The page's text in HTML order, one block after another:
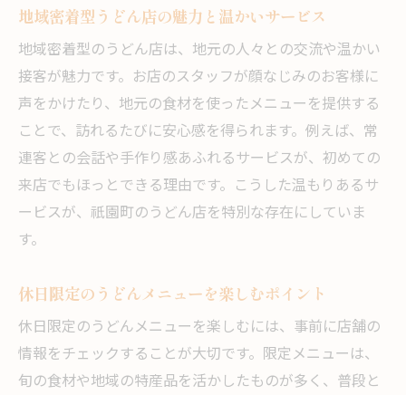
地域密着型うどん店の魅力と温かいサービス
地域密着型のうどん店は、地元の人々との交流や温かい
接客が魅力です。お店のスタッフが顔なじみのお客様に
声をかけたり、地元の食材を使ったメニューを提供する
ことで、訪れるたびに安心感を得られます。例えば、常
連客との会話や手作り感あふれるサービスが、初めての
来店でもほっとできる理由です。こうした温もりあるサ
ービスが、祇園町のうどん店を特別な存在にしていま
す。
休日限定のうどんメニューを楽しむポイント
休日限定のうどんメニューを楽しむには、事前に店舗の
情報をチェックすることが大切です。限定メニューは、
旬の食材や地域の特産品を活かしたものが多く、普段と